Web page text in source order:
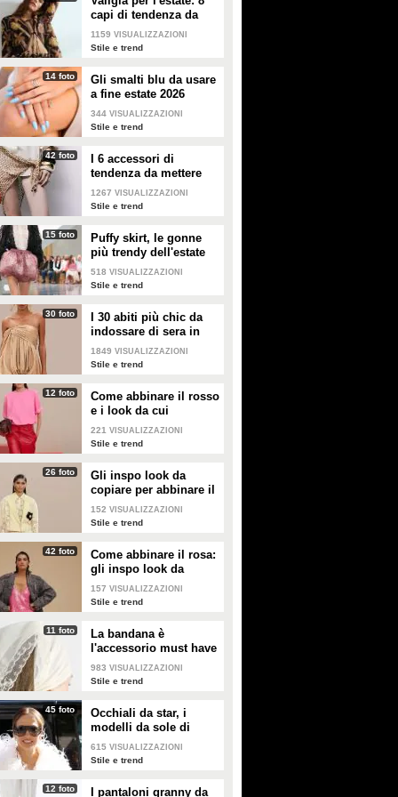
capi di tendenza da
portare in vacanza
1159 VISUALIZZAZIONI
Stile e trend
14 foto
Gli smalti blu da usare
a fine estate 2026
344 VISUALIZZAZIONI
Stile e trend
42 foto
I 6 accessori di
tendenza da mettere
nella valigia dell'estate
2026
1267 VISUALIZZAZIONI
Stile e trend
15 foto
Puffy skirt, le gonne
più trendy dell'estate
2026 sono quelle a
palloncino
518 VISUALIZZAZIONI
Stile e trend
30 foto
I 30 abiti più chic da
indossare di sera in
estate
1849 VISUALIZZAZIONI
Stile e trend
12 foto
Come abbinare il rosso
e i look da cui
prendere ispirazione
221 VISUALIZZAZIONI
Stile e trend
26 foto
Gli inspo look da
copiare per abbinare il
giallo
152 VISUALIZZAZIONI
Stile e trend
42 foto
Come abbinare il rosa:
gli inspo look da
copiare
157 VISUALIZZAZIONI
Stile e trend
11 foto
La bandana è
l'accessorio must have
dell'estate 2026: i
modelli di tendenza
983 VISUALIZZAZIONI
Stile e trend
45 foto
Occhiali da star, i
modelli da sole di
tendenza per l'estate
2026
615 VISUALIZZAZIONI
Stile e trend
12 foto I pantaloni granny da